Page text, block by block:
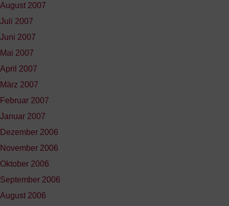
August 2007
Juli 2007
Juni 2007
Mai 2007
April 2007
März 2007
Februar 2007
Januar 2007
Dezember 2006
November 2006
Oktober 2006
September 2006
August 2006